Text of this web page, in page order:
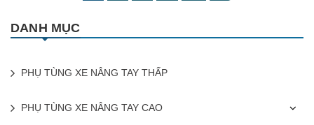
DANH MỤC
PHỤ TÙNG XE NÂNG TAY THẤP
PHỤ TÙNG XE NÂNG TAY CAO